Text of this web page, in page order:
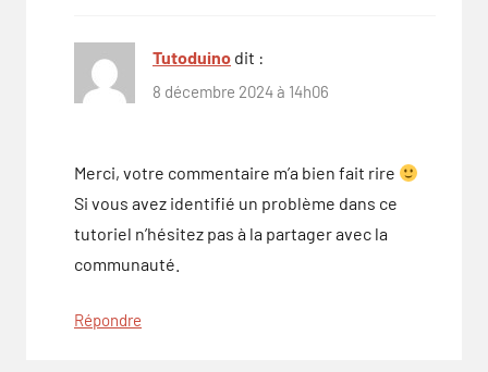
Tutoduino dit :
8 décembre 2024 à 14h06
Merci, votre commentaire m’a bien fait rire
Si vous avez identifié un problème dans ce
tutoriel n’hésitez pas à la partager avec la
communauté.
Répondre